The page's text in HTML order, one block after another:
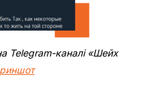
Telegram-каналі «Шейх